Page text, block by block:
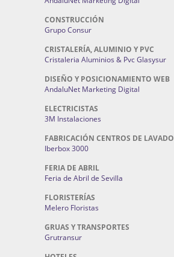
CONSTRUCCIÓN
Grupo Consur
CRISTALERÍA, ALUMINIO Y PVC
Cristaleria Aluminios & Pvc Glasysur
DISEÑO Y POSICIONAMIENTO WEB
AndaluNet Marketing Digital
ELECTRICISTAS
3M Instalaciones
FABRICACIÓN CENTROS DE LAVADO
Iberbox 3000
FERIA DE ABRIL
Feria de Abril de Sevilla
FLORISTERÍAS
Melero Floristas
GRUAS Y TRANSPORTES
Grutransur